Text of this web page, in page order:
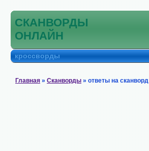
СКАНВОРДЫ
ОНЛАЙН
кроссворды
Главная » Сканворды » ответы на сканворд